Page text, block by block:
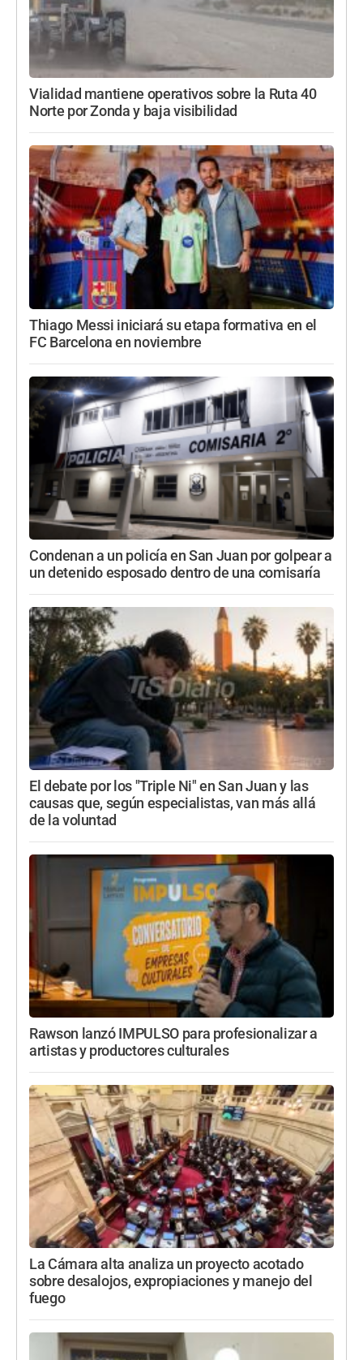
Vialidad mantiene operativos sobre la Ruta 40
Norte por Zonda y baja visibilidad
Thiago Messi iniciará su etapa formativa en el
FC Barcelona en noviembre
Condenan a un policía en San Juan por golpear a
un detenido esposado dentro de una comisaría
El debate por los "Triple Ni" en San Juan y las
causas que, según especialistas, van más allá
de la voluntad
Rawson lanzó IMPULSO para profesionalizar a
artistas y productores culturales
La Cámara alta analiza un proyecto acotado
sobre desalojos, expropiaciones y manejo del
fuego